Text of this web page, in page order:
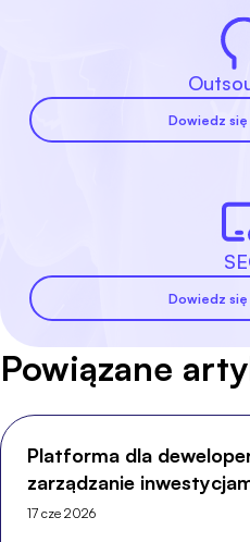
Dowiedz
Dowiedz
Powiązane
Platforma dla
zarządzanie
17 cze 2026